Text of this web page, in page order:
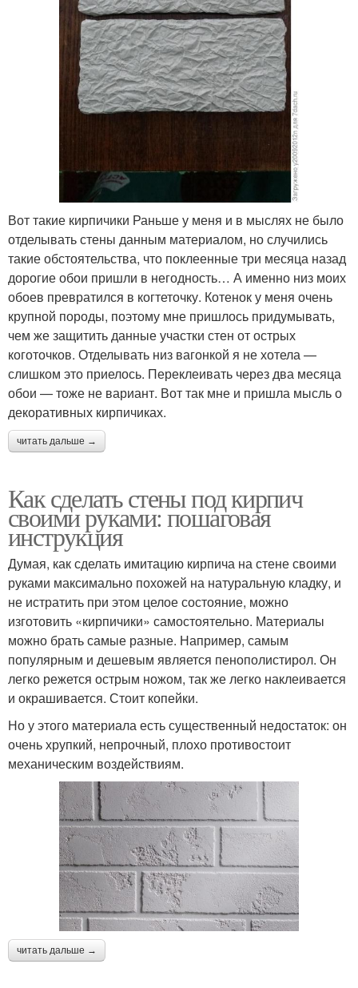
Вот такие кирпичики Раньше у меня и в мыслях не было
отделывать стены данным материалом, но случились
такие обстоятельства, что поклеенные три месяца назад
дорогие обои пришли в негодность… А именно низ моих
обоев превратился в когтеточку. Котенок у меня очень
крупной породы, поэтому мне пришлось придумывать,
чем же защитить данные участки стен от острых
коготочков. Отделывать низ вагонкой я не хотела —
слишком это приелось. Переклеивать через два месяца
обои — тоже не вариант. Вот так мне и пришла мысль о
декоративных кирпичиках.
читать дальше →
Как сделать стены под кирпич
своими руками: пошаговая
инструкция
Думая, как сделать имитацию кирпича на стене своими
руками максимально похожей на натуральную кладку, и
не истратить при этом целое состояние, можно
изготовить «кирпичики» самостоятельно. Материалы
можно брать самые разные. Например, самым
популярным и дешевым является пенополистирол. Он
легко режется острым ножом, так же легко наклеивается
и окрашивается. Стоит копейки.
Но у этого материала есть существенный недостаток: он
очень хрупкий, непрочный, плохо противостоит
механическим воздействиям.
читать дальше →